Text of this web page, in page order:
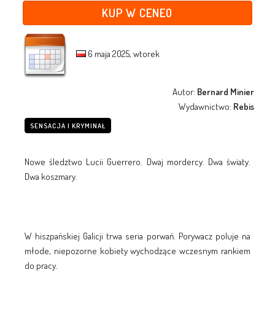
KUP W CENEO
6 maja 2025, wtorek
Autor: Bernard Minier
Wydawnictwo: Rebis
SENSACJA I KRYMINAŁ
Nowe śledztwo Lucii Guerrero. Dwaj mordercy. Dwa światy.
Dwa koszmary.
W hiszpańskiej Galicji trwa seria porwań. Porywacz poluje na
młode, niepozorne kobiety wychodzące wczesnym rankiem
do pracy.